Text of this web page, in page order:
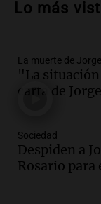
vehículos
Audio.
y cinco
un
Episodios
Audio.
Rosario
Lo más
La muerte de
"La
carta de
Sociedad
Despiden a
Rosario para